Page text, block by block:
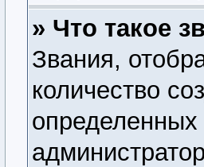
» Что такое
Звания,
количество